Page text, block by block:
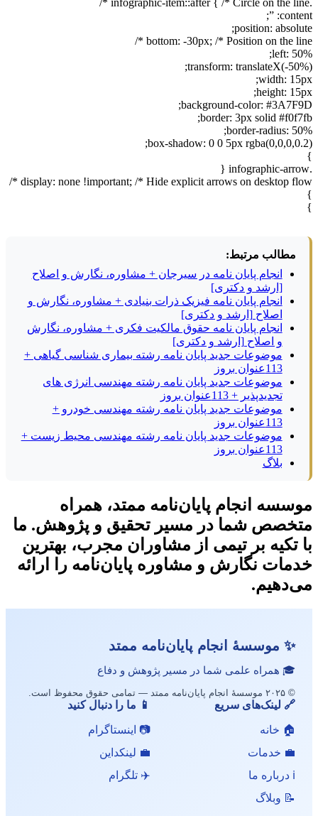
.infographic-item::after { /* Circle on the line */
content: ”;
position: absolute;
bottom: -30px; /* Position on the line */
left: 50%;
transform: translateX(-50%);
width: 15px;
height: 15px;
background-color: #3A7F9D;
border: 3px solid #f0f7fb;
border-radius: 50%;
box-shadow: 0 0 5px rgba(0,0,0,0.2);
}
.infographic-arrow {
display: none !important; /* Hide explicit arrows on desktop flow */
}
}
مطالب مرتبط:
انجام پایان نامه در سیرجان + مشاوره، نگارش و اصلاح
[ارشد و دکتری]
انجام پایان نامه فیزیک ذرات بنیادی + مشاوره، نگارش و
اصلاح [ارشد و دکتری]
انجام پایان نامه حقوق مالکیت فکری + مشاوره، نگارش
و اصلاح [ارشد و دکتری]
موضوعات جدید پایان نامه رشته بیماری شناسی گیاهی +
113عنوان بروز
موضوعات جدید پایان نامه رشته مهندسی انرژی های
تجدیدپذیر + 113عنوان بروز
موضوعات جدید پایان نامه رشته مهندسی خودرو +
113عنوان بروز
موضوعات جدید پایان نامه رشته مهندسی محیط زیست +
113عنوان بروز
بلاگ
موسسه انجام پایان‌نامه ممتد، همراه
متخصص شما در مسیر تحقیق و پژوهش. ما
با تکیه بر تیمی از مشاوران مجرب، بهترین
خدمات نگارش و مشاوره پایان‌نامه را ارائه
می‌دهیم.
✨ موسسهٔ انجام پایان‌نامه ممتد
🎓 همراه علمی شما در مسیر پژوهش و دفاع
© ۲۰۲۵ موسسهٔ انجام پایان‌نامه ممتد — تمامی حقوق محفوظ است.
🔗 لینک‌های سریع
🏠 خانه
💼 خدمات
ℹ️ درباره ما
📝 وبلاگ
📱 ما را دنبال کنید
📷 اینستاگرام
💼 لینکداین
✈️ تلگرام